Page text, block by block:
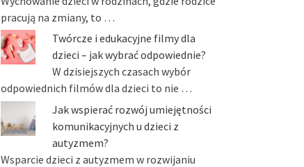
pracują na zmiany, to …
Twórcze i edukacyjne filmy dla
dzieci – jak wybrać odpowiednie?
W dzisiejszych czasach wybór
odpowiednich filmów dla dzieci to nie …
Jak wspierać rozwój umiejętności
komunikacyjnych u dzieci z
autyzmem?
Wsparcie dzieci z autyzmem w rozwijaniu